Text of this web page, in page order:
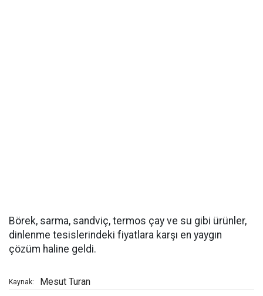
Börek, sarma, sandviç, termos çay ve su gibi ürünler,
dinlenme tesislerindeki fiyatlara karşı en yaygın
çözüm haline geldi.
Kaynak: Mesut Turan